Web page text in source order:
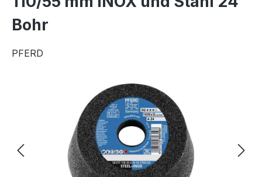
Bohr
PFERD
Bildergalerie überspringen